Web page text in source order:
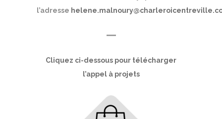
l’adresse
—
Cliquez ci-dessous pour télécharger
l’appel à projets